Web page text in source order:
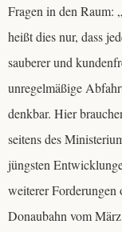
Fragen in den Raum:
heißt dies nur, dass
sauberer und
unregelmäßige
denkbar. Hier
seitens des
jüngsten
weiterer
Donaubahn vom